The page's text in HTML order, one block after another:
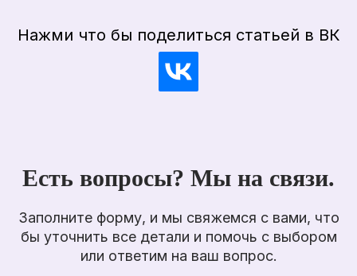
Нажми что бы поделиться статьей в ВК
Есть вопросы? Мы на связи.
Заполните форму, и мы свяжемся с вами, что
бы уточнить все детали и помочь с выбором
или ответим на ваш вопрос.